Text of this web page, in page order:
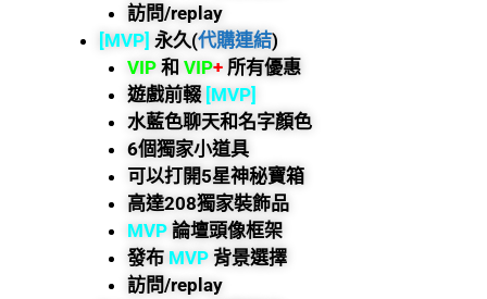
訪問/replay
[MVP] 永久(代購連結)
VIP和 VIP+所有優惠
遊戲前輟 [MVP]
水藍色聊天和名字顏色
6個獨家小道具
可以打開5星神秘寶箱
高達208獨家裝飾品
MVP論壇頭像框架
發布 MVP背景選擇
訪問/replay